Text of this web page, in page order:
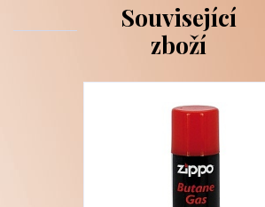
Související
zboží